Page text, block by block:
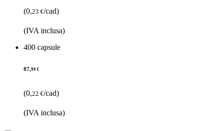
(0,23 €/cad)
(IVA inclusa)
400 capsule
87,99 €
(0,22 €/cad)
(IVA inclusa)